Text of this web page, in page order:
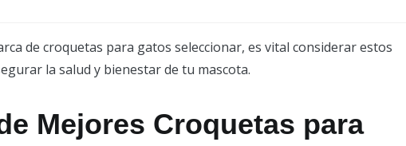
de croquetas para gatos seleccionar, es vital considerar estos
la salud y bienestar de tu mascota.
Mejores Croquetas para